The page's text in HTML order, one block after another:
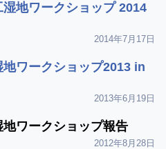
地ワークショップ 2014
2014年7月17日
ワークショップ2013 in
2013年6月19日
ワークショップ報告
2012年8月28日